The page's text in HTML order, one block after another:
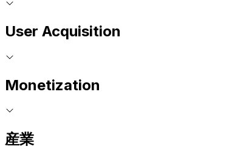
User Acquisition
Monetization
産業